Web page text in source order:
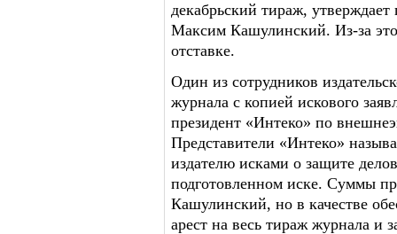
декабрьский тираж, утверждает
Максим Кашулинский. Из-за
отставке.
Один из сотрудников
журнала с копией искового
президент «Интеко» по
Представители «Интеко»
издателю исками о защите
подготовленном иске. Суммы
Кашулинский, но в качестве
арест на весь тираж журнала и